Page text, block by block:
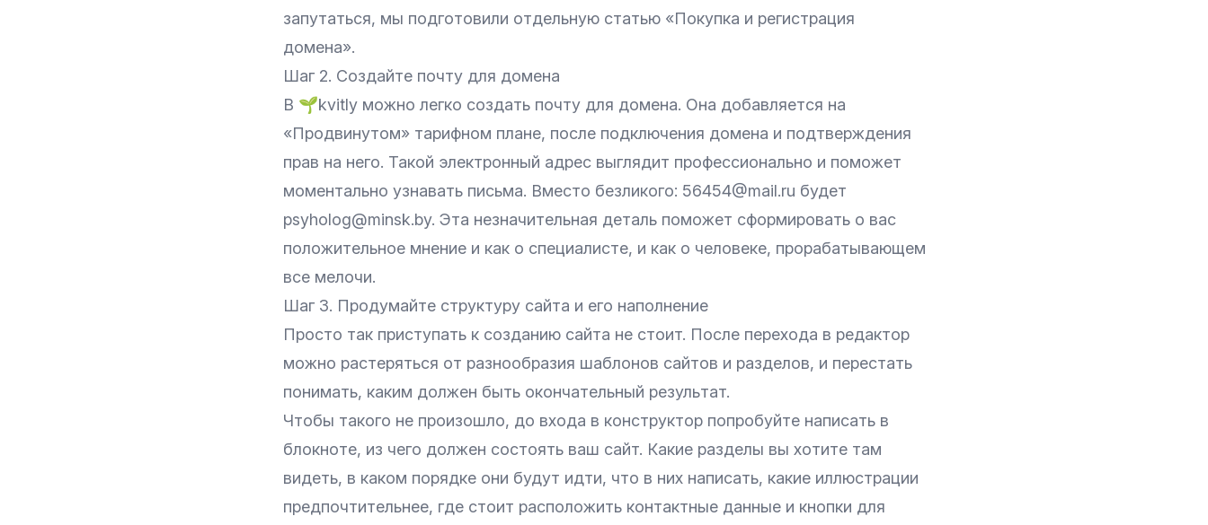
запутаться, мы подготовили отдельную статью «Покупка и регистрация
домена».
Шаг 2. Создайте почту для домена
В 🌱kvitly можно легко создать почту для домена. Она добавляется на
«Продвинутом» тарифном плане, после подключения домена и подтверждения
прав на него. Такой электронный адрес выглядит профессионально и поможет
моментально узнавать письма. Вместо безликого: 56454@mail.ru будет
psyholog@minsk.by. Эта незначительная деталь поможет сформировать о вас
положительное мнение и как о специалисте, и как о человеке, прорабатывающем
все мелочи.
Шаг 3. Продумайте структуру сайта и его наполнение
Просто так приступать к созданию сайта не стоит. После перехода в редактор
можно растеряться от разнообразия шаблонов сайтов и разделов, и перестать
понимать, каким должен быть окончательный результат.
Чтобы такого не произошло, до входа в конструктор попробуйте написать в
блокноте, из чего должен состоять ваш сайт. Какие разделы вы хотите там
видеть, в каком порядке они будут идти, что в них написать, какие иллюстрации
предпочтительнее, где стоит расположить контактные данные и кнопки для